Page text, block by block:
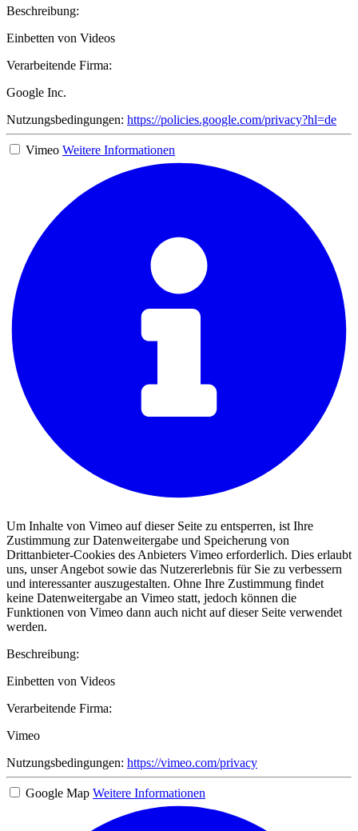
Beschreibung:
Einbetten von Videos
Verarbeitende Firma:
Google Inc.
Nutzungsbedingungen: https://policies.google.com/privacy?hl=de
Vimeo Weitere Informationen
Um Inhalte von Vimeo auf dieser Seite zu entsperren, ist Ihre
Zustimmung zur Datenweitergabe und Speicherung von
Drittanbieter-Cookies des Anbieters Vimeo erforderlich. Dies erlaubt
uns, unser Angebot sowie das Nutzererlebnis für Sie zu verbessern
und interessanter auszugestalten. Ohne Ihre Zustimmung findet
keine Datenweitergabe an Vimeo statt, jedoch können die
Funktionen von Vimeo dann auch nicht auf dieser Seite verwendet
werden.
Beschreibung:
Einbetten von Videos
Verarbeitende Firma:
Vimeo
Nutzungsbedingungen: https://vimeo.com/privacy
Google Map Weitere Informationen